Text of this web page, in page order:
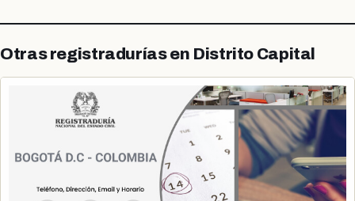
Otras registradurías en Distrito Capital